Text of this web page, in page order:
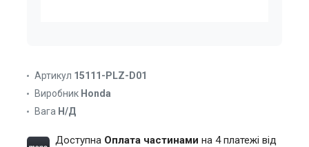
Артикул 15111-PLZ-D01
Виробник Honda
Вага Н/Д
Доступна Оплата частинами на 4 платежі від